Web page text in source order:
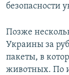
безопасности
Позже
Украины за
пакеты, в
животных. По